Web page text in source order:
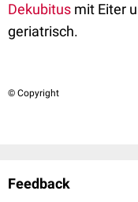
Dekubitus mit Eiter
geriatrisch.
© Copyright
Feedback